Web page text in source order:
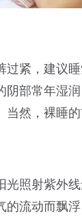
紧，建议
部常年湿
然，裸睡
照射紫外
流动而飘